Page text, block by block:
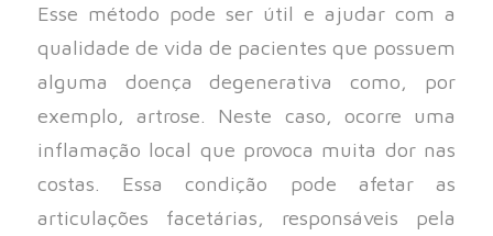
Esse método pode ser útil e ajudar com a
qualidade de vida de pacientes que possuem
alguma doença degenerativa como, por
exemplo, artrose. Neste caso, ocorre uma
inflamação local que provoca muita dor nas
costas. Essa condição pode afetar as
articulações facetárias, responsáveis pela